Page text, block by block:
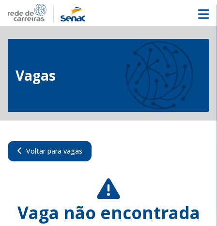
Vagas
Voltar para vagas
Vaga não encontrada